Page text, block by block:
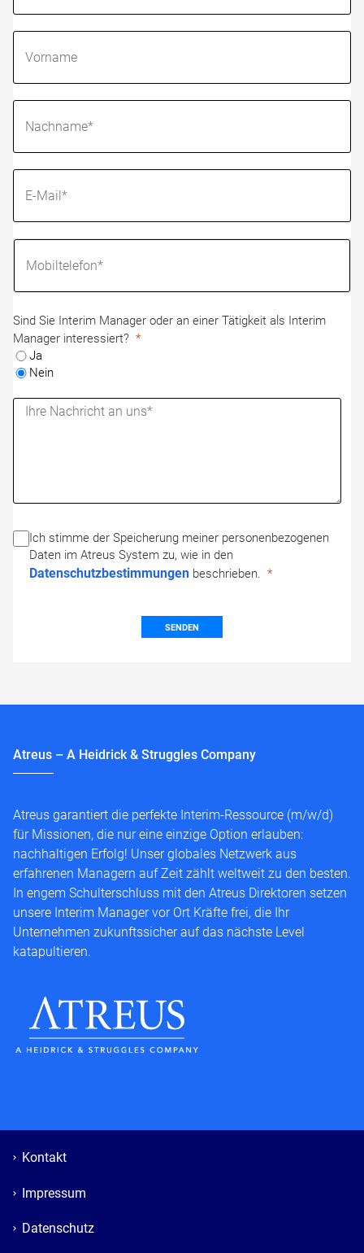
Sind Sie Interim Manager oder an einer Tätigkeit als Interim
Manager interessiert?
Ja
Nein
Ich stimme der Speicherung meiner personenbezogenen
Daten im Atreus System zu, wie in den
Datenschutzbestimmungen beschrieben.
SENDEN
Atreus – A Heidrick & Struggles Company
Atreus garantiert die perfekte Interim-Ressource (m/w/d)
für Missionen, die nur eine einzige Option erlauben:
nachhaltigen Erfolg! Unser globales Netzwerk aus
erfahrenen Managern auf Zeit zählt weltweit zu den besten.
In engem Schulterschluss mit den Atreus Direktoren setzen
unsere Interim Manager vor Ort Kräfte frei, die Ihr
Unternehmen zukunftssicher auf das nächste Level
katapultieren.
Kontakt
Impressum
Datenschutz